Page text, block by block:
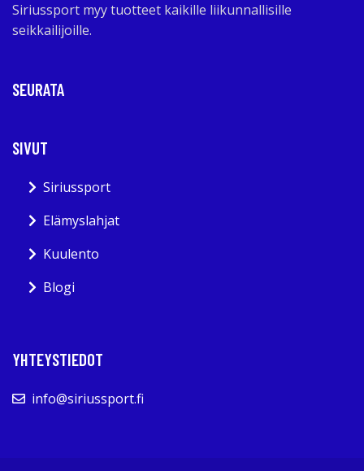
Siriussport myy tuotteet kaikille liikunnallisille
seikkailijoille.
SEURATA
SIVUT
Siriussport
Elämyslahjat
Kuulento
Blogi
YHTEYSTIEDOT
info@siriussport.fi